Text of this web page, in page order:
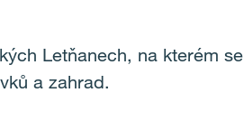
Letňanech, na kterém se
a zahrad.